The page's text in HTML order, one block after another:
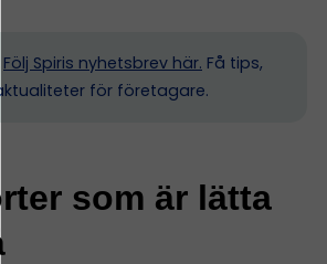
Följ Spiris nyhetsbrev här. Få tips,
för företagare.
som är lätta